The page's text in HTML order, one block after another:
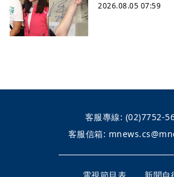
2026.08.05 07:59
客服專線: (02)7752-
客服信箱: